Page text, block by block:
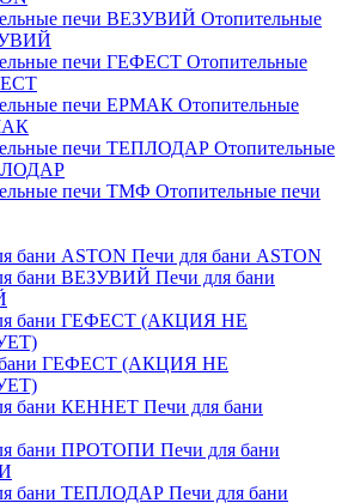
Отопительные
Отопительные
Отопительные
Отопительные
Отопительные печи
Печи для бани ASTON
Печи для бани
бани ГЕФЕСТ (АКЦИЯ НЕ
Печи для бани
Печи для бани
Печи для бани